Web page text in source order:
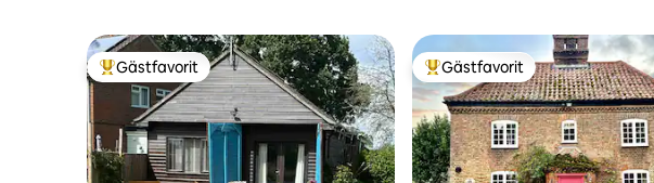
Populär gästfavorit
Gästfavorit Populär gästfavorit
Gästfavorit